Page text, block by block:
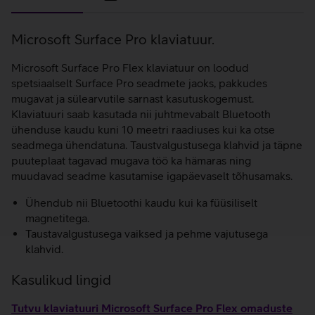
Lisainfo
Microsoft Surface Pro klaviatuur.
Microsoft Surface Pro Flex klaviatuur on loodud
spetsiaalselt Surface Pro seadmete jaoks, pakkudes
mugavat ja sülearvutile sarnast kasutuskogemust.
Klaviatuuri saab kasutada nii juhtmevabalt Bluetooth
ühenduse kaudu kuni 10 meetri raadiuses kui ka otse
seadmega ühendatuna. Taustvalgustusega klahvid ja täpne
puuteplaat tagavad mugava töö ka hämaras ning
muudavad seadme kasutamise igapäevaselt tõhusamaks.
Ühendub nii Bluetoothi kaudu kui ka füüsiliselt
magnetitega.
Taustavalgustusega vaiksed ja pehme vajutusega
klahvid.
Kasulikud lingid
Tutvu klaviatuuri Microsoft Surface Pro Flex omaduste